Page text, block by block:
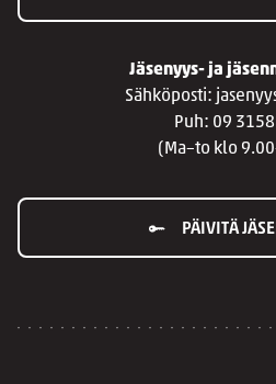
Jäsenyys- ja
Sähköposti:
Puh: 09
(Ma–to klo
PÄIVITÄ